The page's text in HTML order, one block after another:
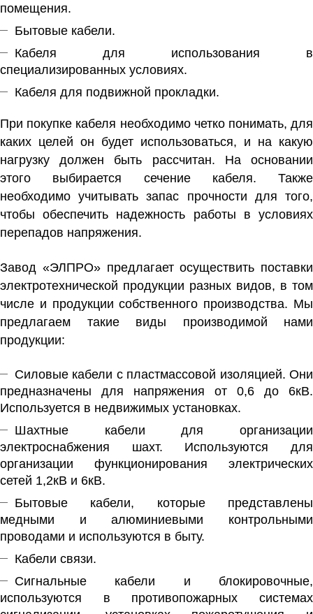
помещения.
Бытовые кабели.
Кабеля для использования в
специализированных условиях.
Кабеля для подвижной прокладки.
При покупке кабеля необходимо четко понимать, для
каких целей он будет использоваться, и на какую
нагрузку должен быть рассчитан. На основании
этого выбирается сечение кабеля. Также
необходимо учитывать запас прочности для того,
чтобы обеспечить надежность работы в условиях
перепадов напряжения.
Завод «ЭЛПРО» предлагает осуществить поставки
электротехнической продукции разных видов, в том
числе и продукции собственного производства. Мы
предлагаем такие виды производимой нами
продукции:
Силовые кабели с пластмассовой изоляцией. Они
предназначены для напряжения от 0,6 до 6кВ.
Используется в недвижимых установках.
Шахтные кабели для организации
электроснабжения шахт. Используются для
организации функционирования электрических
сетей 1,2кВ и 6кВ.
Бытовые кабели, которые представлены
медными и алюминиевыми контрольными
проводами и используются в быту.
Кабели связи.
Сигнальные кабели и блокировочные,
используются в противопожарных системах